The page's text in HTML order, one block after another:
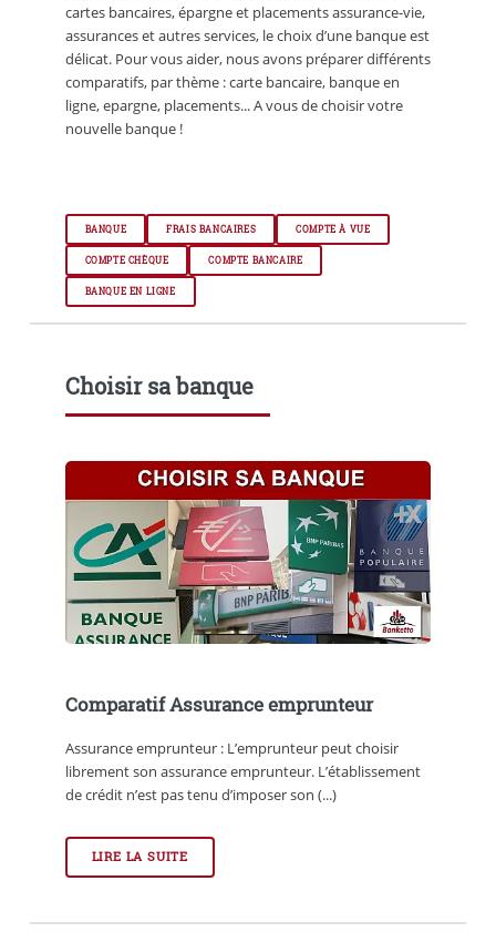
cartes bancaires, épargne et placements assurance-vie,
assurances et autres services, le choix d’une banque est
délicat. Pour vous aider, nous avons préparer différents
comparatifs, par thème : carte bancaire, banque en
ligne, epargne, placements... A vous de choisir votre
nouvelle banque !
BANQUE FRAIS BANCAIRES COMPTE À VUE
COMPTE CHÈQUE COMPTE BANCAIRE
BANQUE EN LIGNE
Choisir sa banque
Comparatif Assurance emprunteur
Assurance emprunteur : L’emprunteur peut choisir
librement son assurance emprunteur. L’établissement
de crédit n’est pas tenu d’imposer son (...)
LIRE LA SUITE